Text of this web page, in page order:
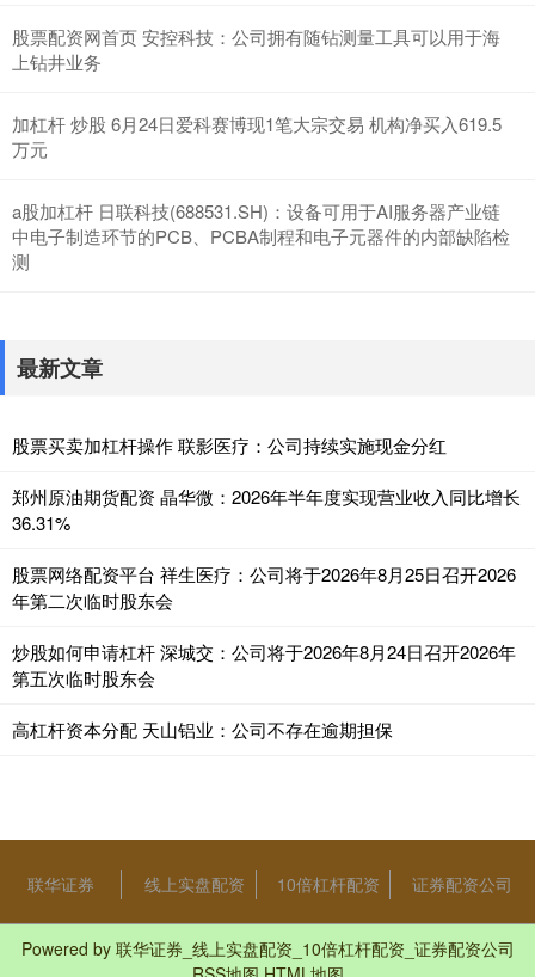
股票配资网首页 安控科技：公司拥有随钻测量工具可以用于海
上钻井业务
加杠杆 炒股 6月24日爱科赛博现1笔大宗交易 机构净买入619.5
万元
a股加杠杆 日联科技(688531.SH)：设备可用于AI服务器产业链
中电子制造环节的PCB、PCBA制程和电子元器件的内部缺陷检
测
最新文章
股票买卖加杠杆操作 联影医疗：公司持续实施现金分红
郑州原油期货配资 晶华微：2026年半年度实现营业收入同比增长
36.31%
股票网络配资平台 祥生医疗：公司将于2026年8月25日召开2026
年第二次临时股东会
炒股如何申请杠杆 深城交：公司将于2026年8月24日召开2026年
第五次临时股东会
高杠杆资本分配 天山铝业：公司不存在逾期担保
联华证券 线上实盘配资 10倍杠杆配资 证券配资公司
Powered by 联华证券_线上实盘配资_10倍杠杆配资_证券配资公司